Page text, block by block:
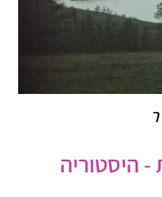
היסטוריה